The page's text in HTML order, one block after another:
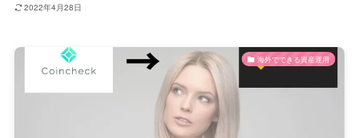
2022年4月28日
海外でできる資産運用